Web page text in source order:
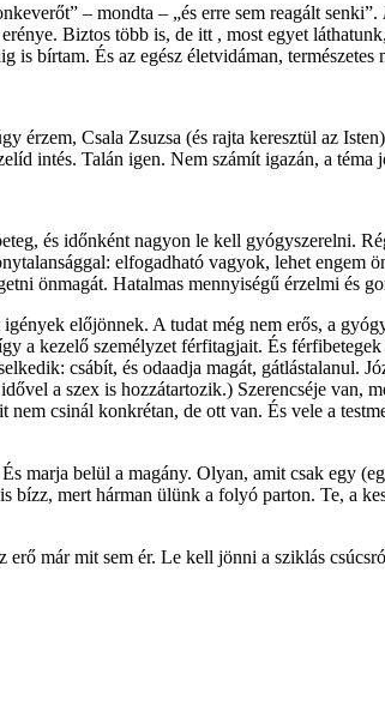
– mondta – „és erre sem reagált senki”.
Biztos több is, de itt , most egyet
bírtam. És az egész életvidáman, természetes
érzem, Csala Zsuzsa (és rajta keresztül az
intés. Talán igen. Nem számít igazán, a téma
és időnként nagyon le kell gyógyszerelni.
elfogadható vagyok, lehet engem
önmagát. Hatalmas mennyiségű érzelmi és
előjönnek. A tudat még nem erős, a
a kezelő személyzet férfitagjait. És
csábít, és odaadja magát, gátlástalanul.
a szex is hozzátartozik.) Szerencséje van,
csinál konkrétan, de ott van. És vele a
marja belül a magány. Olyan, amit csak egy
mert hárman ülünk a folyó parton. Te, a
már mit sem ér. Le kell jönni a sziklás